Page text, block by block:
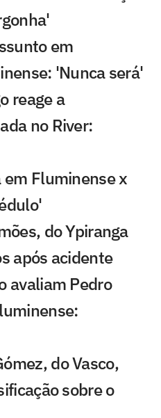
em
'Nunca será'
reage a
no River:
Fluminense x
do Ypiranga
após acidente
avaliam Pedro
do Vasco,
sobre o